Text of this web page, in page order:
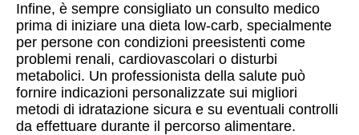
Infine, è sempre consigliato un consulto medico
prima di iniziare una dieta low-carb, specialmente
per persone con condizioni preesistenti come
problemi renali, cardiovascolari o disturbi
metabolici. Un professionista della salute può
fornire indicazioni personalizzate sui migliori
metodi di idratazione sicura e su eventuali controlli
da effettuare durante il percorso alimentare.